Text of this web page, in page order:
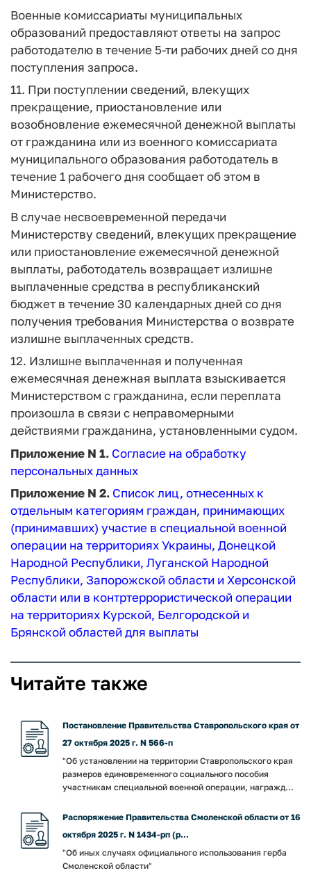
Военные комиссариаты муниципальных
образований предоставляют ответы на запрос
работодателю в течение 5-ти рабочих дней со дня
поступления запроса.
11. При поступлении сведений, влекущих
прекращение, приостановление или
возобновление ежемесячной денежной выплаты
от гражданина или из военного комиссариата
муниципального образования работодатель в
течение 1 рабочего дня сообщает об этом в
Министерство.
В случае несвоевременной передачи
Министерству сведений, влекущих прекращение
или приостановление ежемесячной денежной
выплаты, работодатель возвращает излишне
выплаченные средства в республиканский
бюджет в течение 30 календарных дней со дня
получения требования Министерства о возврате
излишне выплаченных средств.
12. Излишне выплаченная и полученная
ежемесячная денежная выплата взыскивается
Министерством с гражданина, если переплата
произошла в связи с неправомерными
действиями гражданина, установленными судом.
Приложение N 1. Согласие на обработку
персональных данных
Приложение N 2. Список лиц, отнесенных к
отдельным категориям граждан, принимающих
(принимавших) участие в специальной военной
операции на территориях Украины, Донецкой
Народной Республики, Луганской Народной
Республики, Запорожской области и Херсонской
области или в контртеррористической операции
на территориях Курской, Белгородской и
Брянской областей для выплаты
Читайте также
Постановление Правительства Ставропольского края от
27 октября 2025 г. N 566-п
"Об установлении на территории Ставропольского края
размеров единовременного социального пособия
участникам специальной военной операции, награжд...
Распоряжение Правительства Смоленской области от 16
октября 2025 г. N 1434-рп (р...
"Об иных случаях официального использования герба
Смоленской области"